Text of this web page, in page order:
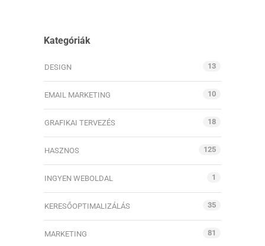
Kategóriák
DESIGN 13
EMAIL MARKETING 10
GRAFIKAI TERVEZÉS 18
HASZNOS 125
INGYEN WEBOLDAL 1
KERESŐOPTIMALIZÁLÁS 35
MARKETING 81